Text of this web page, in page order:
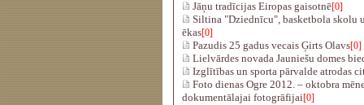
Jāņu tradīcijas Eiropas gaisotnē[0]
Siltina "Dziednīcu", basketbola skolu
ēkas[0]
Pazudis 25 gadus vecais Ģirts Olavs[0]
Lielvārdes novada Jauniešu domes
Izglītības un sporta pārvalde atrodas
Foto dienas Ogre 2012. – oktobra
dokumentālajai fotogrāfijai[0]